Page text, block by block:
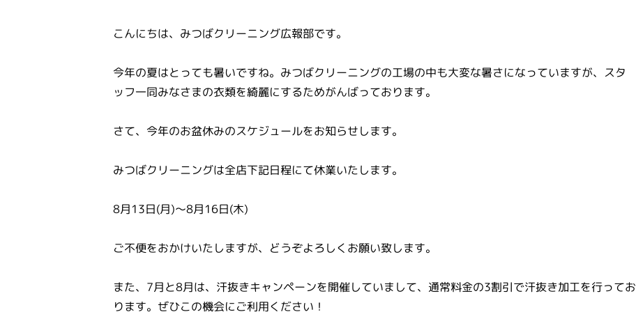
こんにちは、みつばクリーニング広報部です。
今年の夏はとっても暑いですね。みつばクリーニングの工場の中も大変な暑さになっていますが、スタ
ッフ一同みなさまの衣類を綺麗にするためがんばっております。
さて、今年のお盆休みのスケジュールをお知らせします。
みつばクリーニングは全店下記日程にて休業いたします。
8月13日(月)〜8月16日(木)
ご不便をおかけいたしますが、どうぞよろしくお願い致します。
また、7月と8月は、汗抜きキャンペーンを開催していまして、通常料金の3割引で汗抜き加工を行ってお
ります。ぜひこの機会にご利用ください！